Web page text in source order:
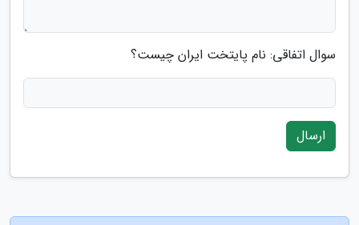
سوال اتفاقی: نام پایتخت ایران چیست؟
ارسال